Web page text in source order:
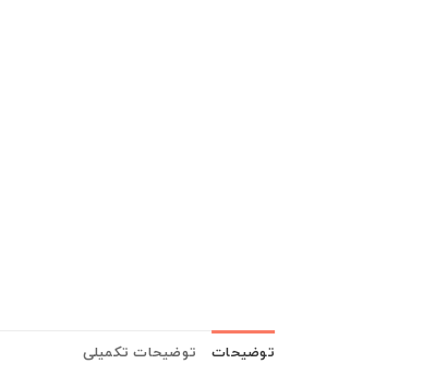
توضیحات توضیحات تکمیلی